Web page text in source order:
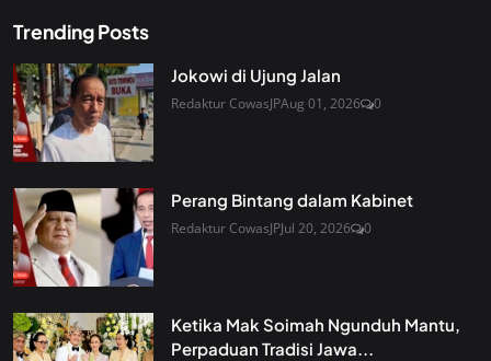
Trending Posts
Jokowi di Ujung Jalan
Redaktur CowasJPAug 01, 2026 0
Perang Bintang dalam Kabinet
Redaktur CowasJPJul 20, 2026 0
Ketika Mak Soimah Ngunduh Mantu,
Perpaduan Tradisi Jawa...